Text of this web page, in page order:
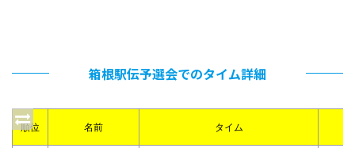
箱根駅伝予選会でのタイム詳細
順位 名前 タイム